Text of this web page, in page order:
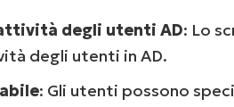
degli utenti AD: Lo
degli utenti in AD.
: Gli utenti possono